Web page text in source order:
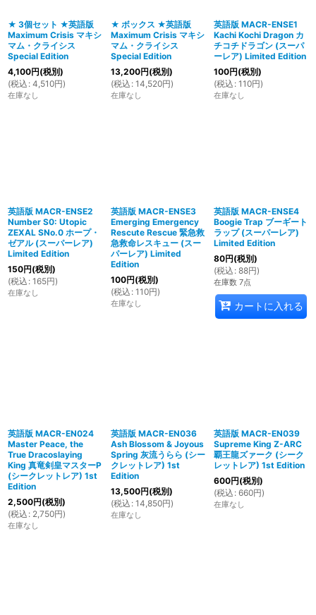
★ 3個セット ★英語版
Maximum Crisis マキシ
マム・クライシス
Special Edition
4,100円(税別)
(税込 : 4,510円)
在庫なし
★ ボックス ★英語版
Maximum Crisis マキシ
マム・クライシス
Special Edition
13,200円(税別)
(税込 : 14,520円)
在庫なし
英語版 MACR-ENSE1
Kachi Kochi Dragon カ
チコチドラゴン (スーパ
ーレア) Limited Edition
100円(税別)
(税込 : 110円)
在庫なし
英語版 MACR-ENSE2
Number S0: Utopic
ZEXAL SNo.0 ホープ・
ゼアル (スーパーレア)
Limited Edition
150円(税別)
(税込 : 165円)
在庫なし
英語版 MACR-ENSE3
Emerging Emergency
Rescute Rescue 緊急救
急救命レスキュー (スー
パーレア) Limited
Edition
100円(税別)
(税込 : 110円)
在庫なし
英語版 MACR-ENSE4
Boogie Trap ブーギート
ラップ (スーパーレア)
Limited Edition
80円(税別)
(税込 : 88円)
在庫数 7点
カートに入れる
英語版 MACR-EN024
Master Peace, the
True Dracoslaying
King 真竜剣皇マスターP
(シークレットレア) 1st
Edition
2,500円(税別)
(税込 : 2,750円)
在庫なし
英語版 MACR-EN036
Ash Blossom & Joyous
Spring 灰流うらら (シー
クレットレア) 1st
Edition
13,500円(税別)
(税込 : 14,850円)
在庫なし
英語版 MACR-EN039
Supreme King Z-ARC
覇王龍ズァーク (シーク
レットレア) 1st Edition
600円(税別)
(税込 : 660円)
在庫なし